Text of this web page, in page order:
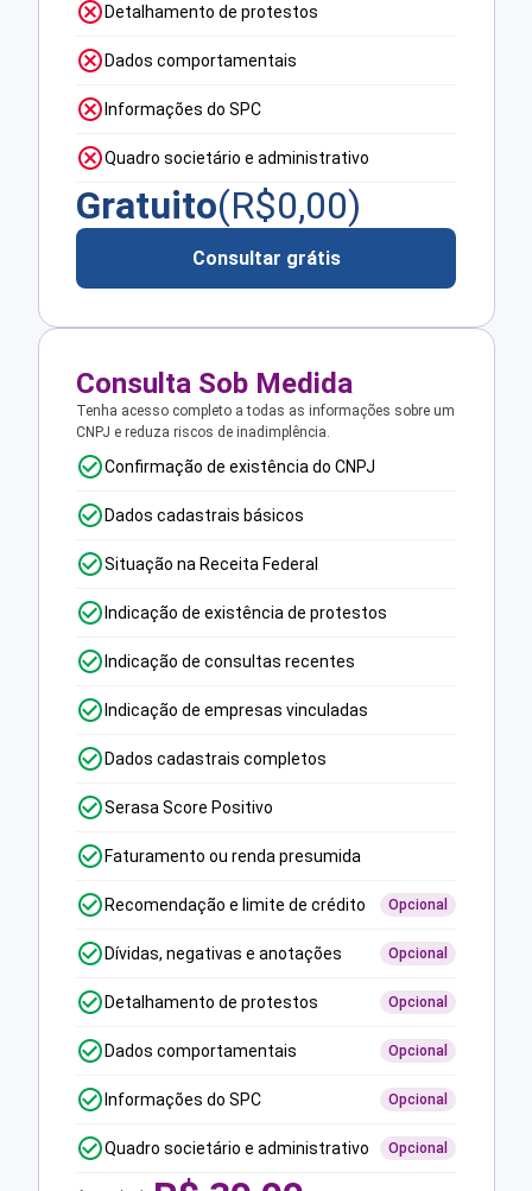
Detalhamento de protestos
Dados comportamentais
Informações do SPC
Quadro societário e administrativo
Gratuito(R$0,00)
Consultar grátis
Consulta Sob Medida
Tenha acesso completo a todas as informações sobre um
CNPJ e reduza riscos de inadimplência.
Confirmação de existência do CNPJ
Dados cadastrais básicos
Situação na Receita Federal
Indicação de existência de protestos
Indicação de consultas recentes
Indicação de empresas vinculadas
Dados cadastrais completos
Serasa Score Positivo
Faturamento ou renda presumida
Recomendação e limite de crédito Opcional
Dívidas, negativas e anotações Opcional
Detalhamento de protestos Opcional
Dados comportamentais Opcional
Informações do SPC Opcional
Quadro societário e administrativo Opcional